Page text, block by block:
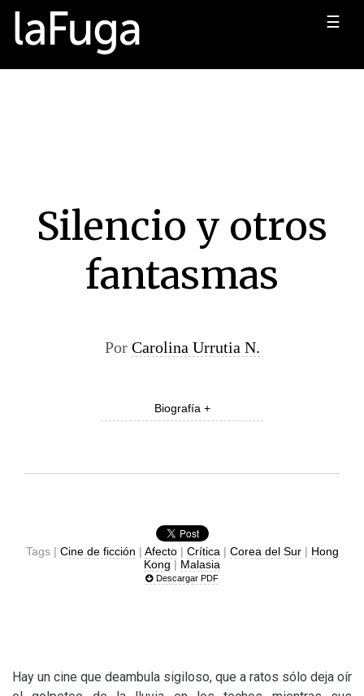
☰
Silencio y otros
fantasmas
Por Carolina Urrutia N.
Biografía +
Tags | Cine de ficción | Afecto| Crítica | Corea del Sur| Hong
Kong | Malasia
Descargar PDF
Hay un cine que deambula sigiloso, que a ratos sólo deja oír